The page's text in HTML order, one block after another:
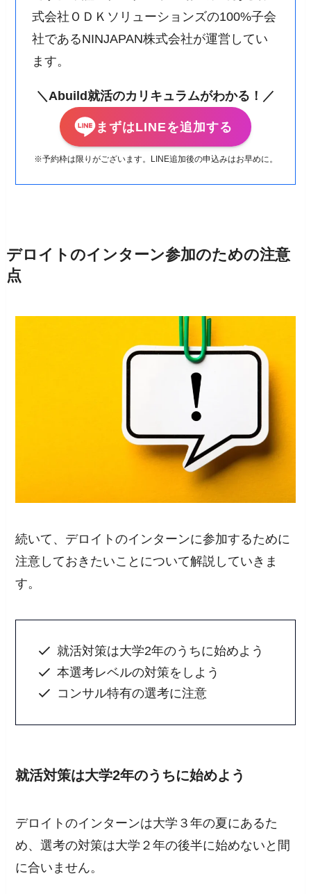
式会社ＯＤＫソリューションズの100%子会
社であるNINJAPAN株式会社が運営してい
ます。
＼Abuild就活のカリキュラムがわかる！／
まずはLINEを追加する
※予約枠は限りがございます。LINE追加後の申込みはお早めに。
デロイトのインターン参加のための注意
点
続いて、デロイトのインターンに参加するために
注意しておきたいことについて解説していきま
す。
就活対策は大学2年のうちに始めよう
本選考レベルの対策をしよう
コンサル特有の選考に注意
就活対策は大学2年のうちに始めよう
デロイトのインターンは大学３年の夏にあるた
め、選考の対策は大学２年の後半に始めないと間
に合いません。